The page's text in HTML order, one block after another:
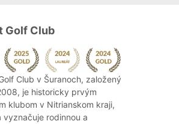
Golf Club
Club v Šuranoch, založený
je historicky prvým
klubom v Nitrianskom kraji,
vyznačuje rodinnou a